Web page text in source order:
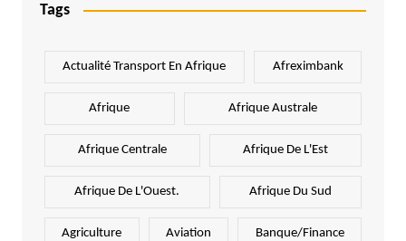
Tags
Actualité Transport En Afrique Afreximbank
Afrique Afrique Australe
Afrique Centrale Afrique De L'Est
Afrique De L'Ouest. Afrique Du Sud
Agriculture Aviation Banque/Finance